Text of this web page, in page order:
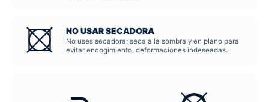
NO USAR SECADORA
No uses secadora; seca a la sombra y en plano para
evitar encogimiento, deformaciones indeseadas.